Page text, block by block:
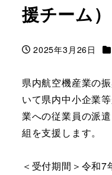
援チーム）
投稿日
2025年3月26日
県内航空機産業の
いて県内中小企業
業への従業員の派
組を支援します。
＜受付期間＞令和